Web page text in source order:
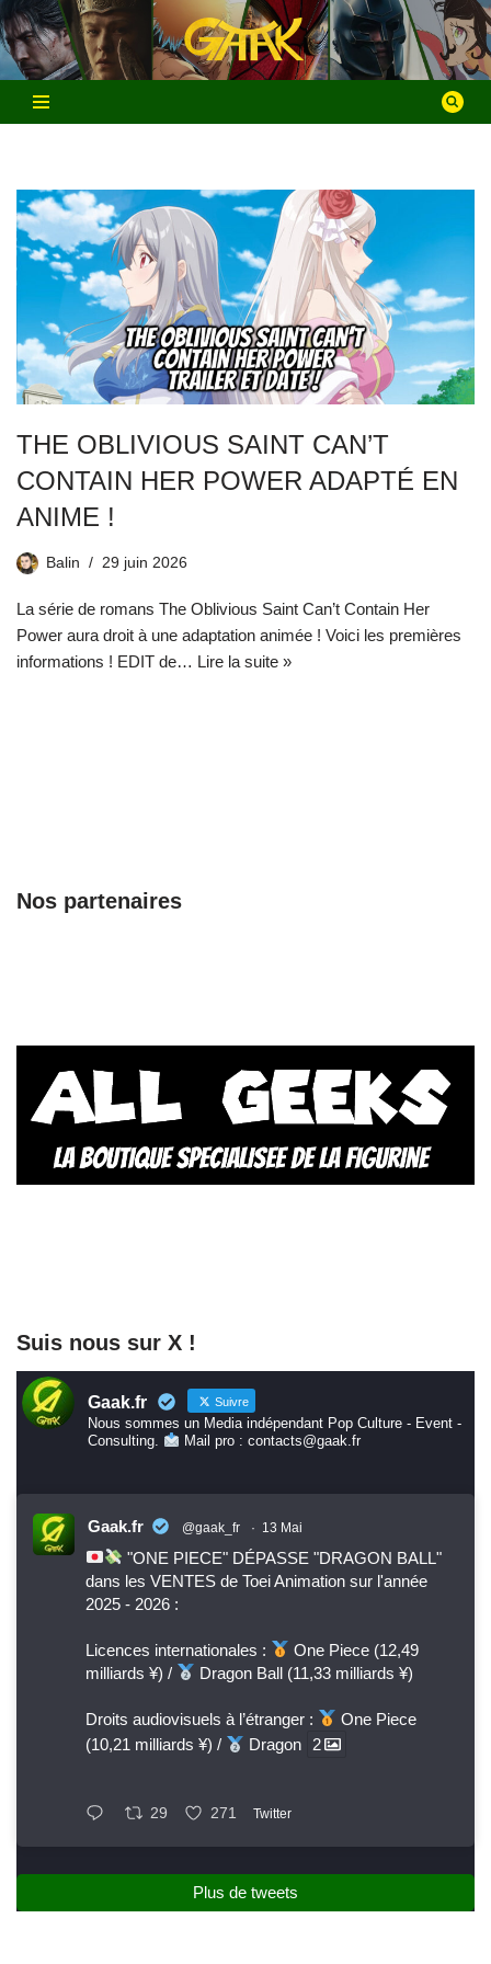
Aller
au
contenu
THE OBLIVIOUS SAINT CAN’T
CONTAIN HER POWER ADAPTÉ EN
ANIME !
Balin 29 juin 2026
La série de romans The Oblivious Saint Can’t Contain Her
Power aura droit à une adaptation animée ! Voici les premières
informations ! EDIT de… Lire la suite »
Nos partenaires
Suis nous sur X !
Gaak.fr Suivre
Nous sommes un Media indépendant Pop Culture - Event -
Consulting.
Mail pro : contacts@gaak.fr
Gaak.fr @gaak_fr · 13 Mai
"ONE PIECE" DÉPASSE "DRAGON BALL"
dans les VENTES de Toei Animation sur l'année
2025 - 2026 :
Licences internationales :
One Piece (12,49
milliards ¥) /
Dragon Ball (11,33 milliards ¥)
Droits audiovisuels à l’étranger :
One Piece
(10,21 milliards ¥) /
Dragon 2
29 271 Twitter
Plus de tweets